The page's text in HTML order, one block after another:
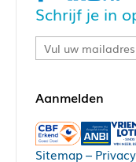
Schrijf je in
Sitemap–